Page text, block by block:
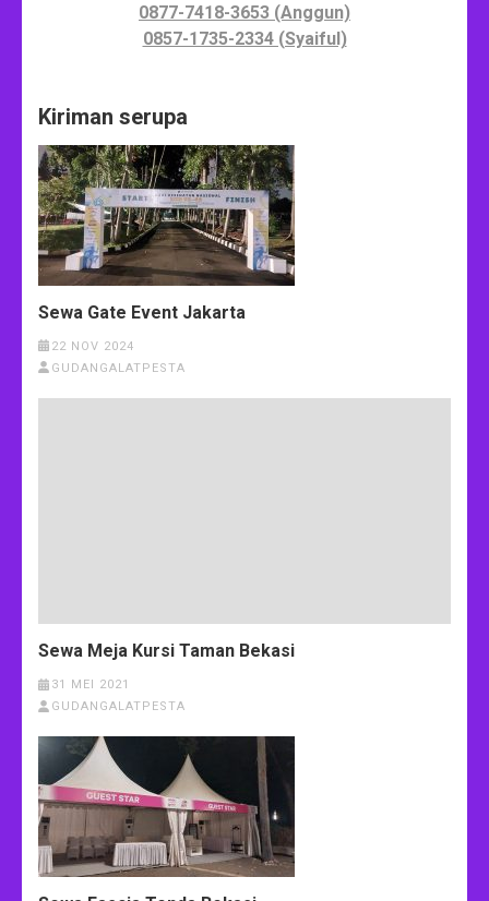
0877-7418-3653 (Anggun)
0857-1735-2334 (Syaiful)
Kiriman serupa
Sewa Gate Event Jakarta
22 NOV 2024
GUDANGALATPESTA
Sewa Meja Kursi Taman Bekasi
31 MEI 2021
GUDANGALATPESTA